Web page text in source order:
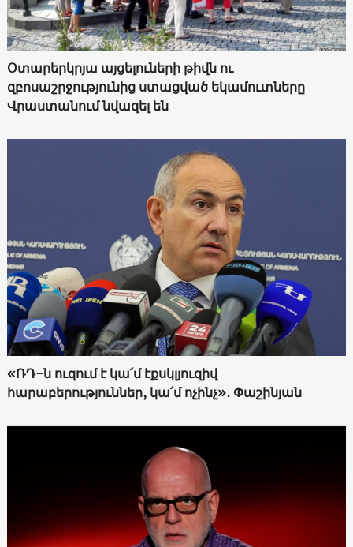
Օտարերկրյա այցելուների թիվն ու
զբոսաշրջությունից ստացված եկամուտները
Վրաստանում նվազել են
«ՌԴ-ն ուզում է կա՛մ էքսկլյուզիվ
հարաբերություններ, կա՛մ ոչինչ»․ Փաշինյան